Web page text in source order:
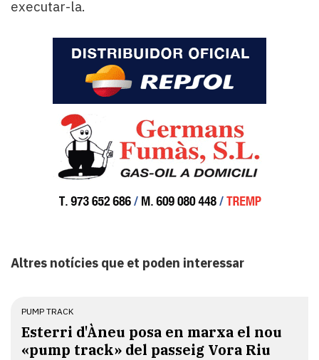
executar-la.
Altres notícies que et poden interessar
PUMP TRACK
Esterri d'Àneu posa en marxa el nou
«pump track» del passeig Vora Riu